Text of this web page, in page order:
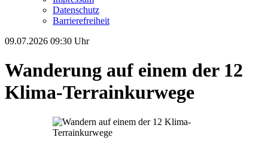
Datenschutz
Barrierefreiheit
09.07.2026 09:30 Uhr
Wanderung auf einem der 12
Klima-Terrainkurwege